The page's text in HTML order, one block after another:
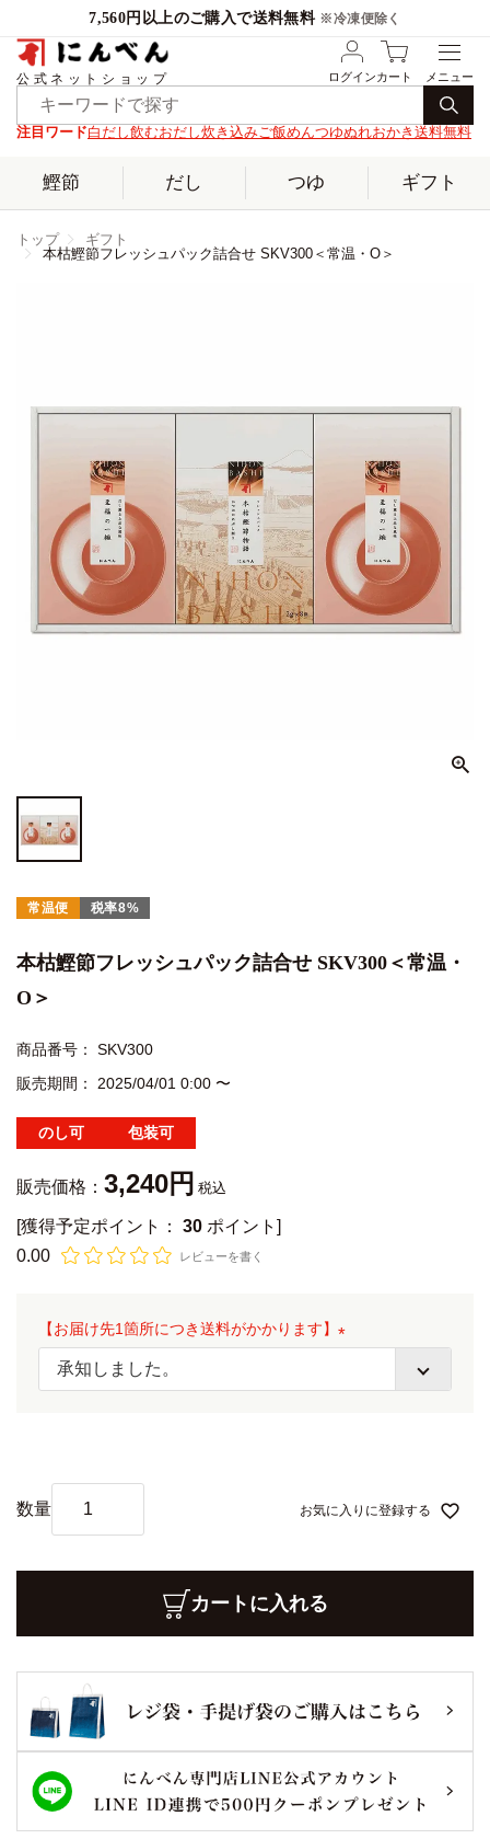
7,560円以上のご購入で送料無料 ※冷凍便除く
公式ネットショップ ログインカート
注目ワード白だし飲むおだし炊き込みご飯めんつゆぬれおかき 送料無料
鰹節 だし つゆ ギフト
トップ
ギフト
本枯鰹節フレッシュパック詰合せ SKV300＜常温・O＞
常温便 税率8%
本枯鰹節フレッシュパック詰合せ SKV300＜常温・
O＞
商品番号
SKV300
販売期間
2025/04/01 0:00 〜
のし可 包装可
販売価格： 3,240 税込
[獲得予定ポイント： 30 ポイント]
0.00
レビューを書く
【お届け先1箇所につき送料がかかります】
必
お気に入りに登録する
カートに入れる